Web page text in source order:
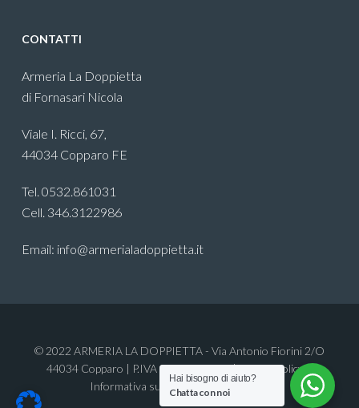
CONTATTI
Armeria La Doppietta
di Fornasari Nicola
Viale I. Ricci, 67,
44034 Copparo FE
Tel. 0532.861031
Cell. 346.3122986
Email: info@armerialadoppietta.it
© 2022 ARMERIA LA DOPPIETTA - Via Antonio Fiorini 2/O
44034 Copparo | P.IVA 01982320382 |Privacy policye
Informativa sui Cookie| CreditDigife
Hai bisogno di aiuto?
Chatta con noi